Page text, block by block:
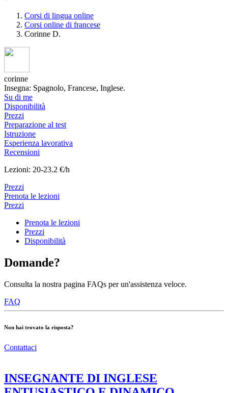
Corsi di lingua online
Corsi online di francese
Corinne D.
corinne
Insegna: Spagnolo, Francese, Inglese.
Su di me
Disponibilità
Prezzi
Preparazione al test
Istruzione
Esperienza lavorativa
Recensioni
Lezioni: 20-23.2 €/h
Prezzi
Prenota le lezioni
Prezzi
Prenota le lezioni
Prezzi
Disponibilità
Domande?
Consulta la nostra pagina FAQs per un'assistenza veloce.
FAQ
Non hai trovato la risposta?
Contattaci
INSEGNANTE DI INGLESE